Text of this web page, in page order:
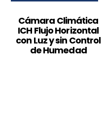
Cámara Climática
ICH Flujo Horizontal
con Luz y sin Control
de Humedad